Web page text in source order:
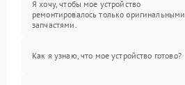
Я хочу, чтобы мое устройство
ремонтировалось только оригинальными
запчастями.
Как я узнаю, что мое устройство готово?